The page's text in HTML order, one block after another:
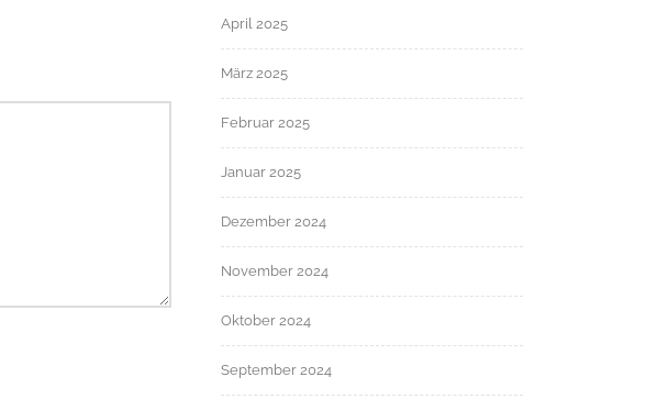
April 2025
März 2025
Februar 2025
Januar 2025
Dezember 2024
November 2024
Oktober 2024
September 2024